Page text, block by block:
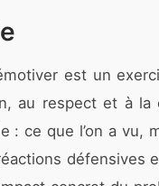
est un
au respect et à la
: ce que l’on a vu,
défensives